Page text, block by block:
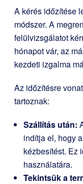
A kérés időzítése
módszer. A
felülvizsgálatot
hónapot vár, az
kezdeti izgalma
Az időzítésre
tartoznak:
Szállítás után:
indítja el, hogy
kézbesítést. Ez
használatára.
Tekintsük a